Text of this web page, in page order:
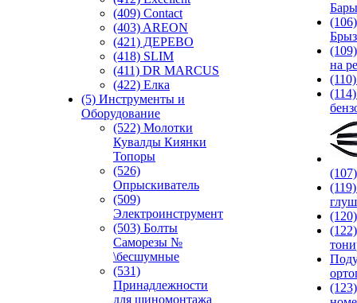
(409) Contact
(403) AREON
(421) ДЕРЕВО
(418) SLIM
(411) DR MARCUS
(422) Елка
(5) Инструменты и
Оборудование
(522) Молотки
Кувалды Киянки
Топоры
(526)
Опрыскиватель
(509)
Электроинструмент
(503) Болты
Саморезы №
\бесшумные
(531)
Принадлежности
для шиномонтажа
Бары
(106)
на